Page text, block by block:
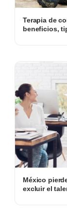
Terapia de
beneficios,
México
excluir el